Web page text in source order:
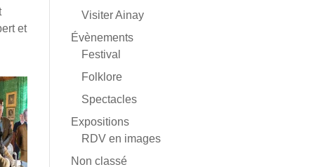
et
Visiter Ainay
Évènements
Festival
Folklore
Spectacles
Expositions
RDV en images
Non classé